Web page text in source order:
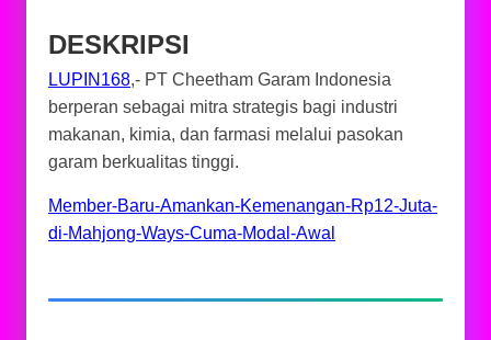
DESKRIPSI
LUPIN168,- PT Cheetham Garam Indonesia
berperan sebagai mitra strategis bagi industri
makanan, kimia, dan farmasi melalui pasokan
garam berkualitas tinggi.
Member-Baru-Amankan-Kemenangan-Rp12-Juta-
di-Mahjong-Ways-Cuma-Modal-Awal